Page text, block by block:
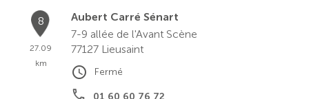
8
27.09
km
Aubert Carré Sénart
7-9 allée de l'Avant Scène
77127 Lieusaint
01 60 60 76 72
Fermé